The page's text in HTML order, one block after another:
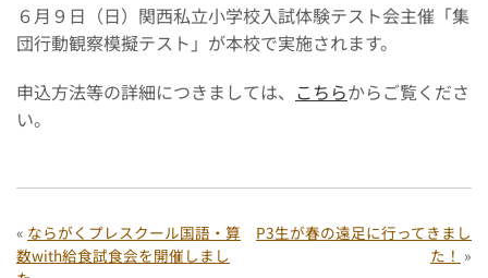
６月９日（日）関西私立小学校​入試体験テスト会主催「集
団行動観察模擬テスト」が本校で実施されます。
申込方法等の詳細につきましては、 こちらからご覧くださ
い。
« ならがくプレスクール国語・算
数with給食試食会を開催しまし
P3生が春の遠足に行ってきまし
た！ »